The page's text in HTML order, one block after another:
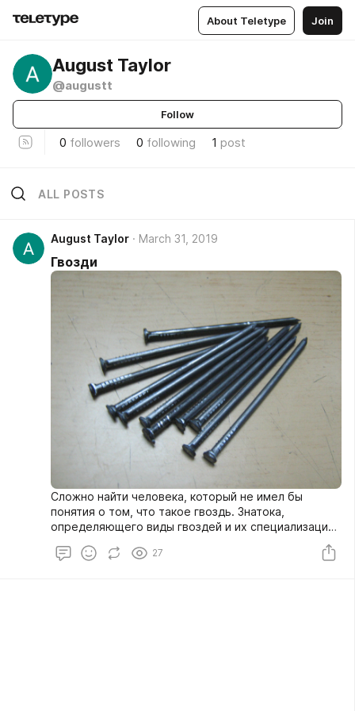
About Teletype Join
August Taylor
@augustt
Follow
0 followers 0 following 1 post
ALL POSTS
August Taylor March 31, 2019
Гвозди
Сложно найти человека, который не имел бы
понятия о том, что такое гвоздь. Знатока,
определяющего виды гвоздей и их специализацию,
Почти наверняка в небольшой коробке метизов,
27